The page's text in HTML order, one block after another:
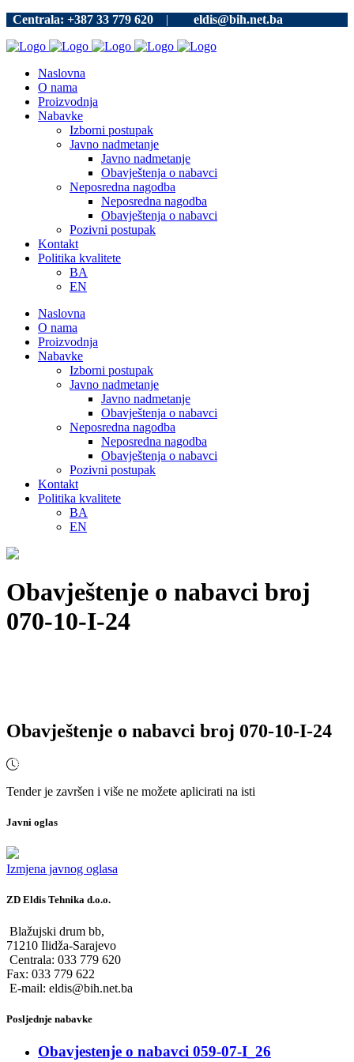
Centrala: +387 33 779 620 | eldis@bih.net.ba
Naslovna
O nama
Proizvodnja
Nabavke
Izborni postupak
Javno nadmetanje
Javno nadmetanje
Obavještenja o nabavci
Neposredna nagodba
Neposredna nagodba
Obavještenja o nabavci
Pozivni postupak
Kontakt
Politika kvalitete
BA
EN
Naslovna
O nama
Proizvodnja
Nabavke
Izborni postupak
Javno nadmetanje
Javno nadmetanje
Obavještenja o nabavci
Neposredna nagodba
Neposredna nagodba
Obavještenja o nabavci
Pozivni postupak
Kontakt
Politika kvalitete
BA
EN
Obavještenje o nabavci broj
070-10-I-24
Obavještenje o nabavci broj 070-10-I-24
Tender je završen i više ne možete aplicirati na isti
Javni oglas
Izmjena javnog oglasa
ZD Eldis Tehnika d.o.o.
Blažujski drum bb,
71210 Ilidža-Sarajevo
Centrala: 033 779 620
Fax: 033 779 622
E-mail: eldis@bih.net.ba
Posljednje nabavke
Obavjestenje o nabavci 059-07-I_26